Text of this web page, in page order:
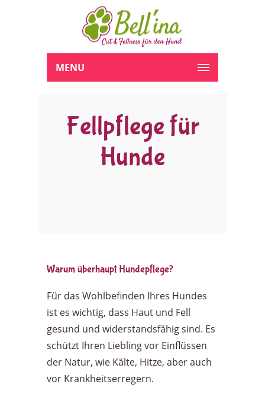
MENU
Fellpflege für
Hunde
Warum überhaupt Hundepflege?
Für das Wohlbefinden Ihres Hundes
ist es wichtig, dass Haut und Fell
gesund und widerstandsfähig sind. Es
schützt Ihren Liebling vor Einflüssen
der Natur, wie Kälte, Hitze, aber auch
vor Krankheitserregern.